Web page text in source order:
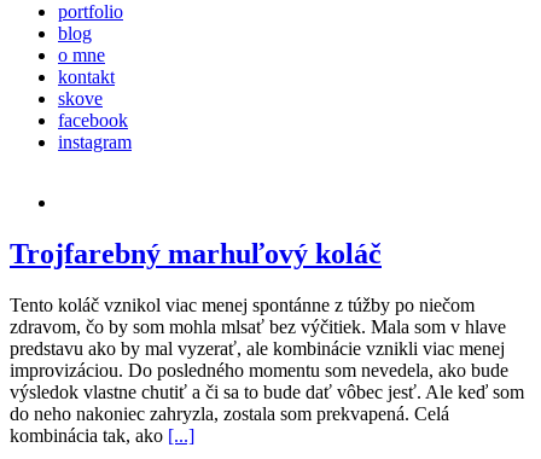
portfolio
blog
o mne
kontakt
skove
facebook
instagram
Trojfarebný marhuľový koláč
Tento koláč vznikol viac menej spontánne z túžby po niečom
zdravom, čo by som mohla mlsať bez výčitiek. Mala som v hlave
predstavu ako by mal vyzerať, ale kombinácie vznikli viac menej
improvizáciou. Do posledného momentu som nevedela, ako bude
výsledok vlastne chutiť a či sa to bude dať vôbec jesť. Ale keď som
do neho nakoniec zahryzla, zostala som prekvapená. Celá
kombinácia tak, ako [...]